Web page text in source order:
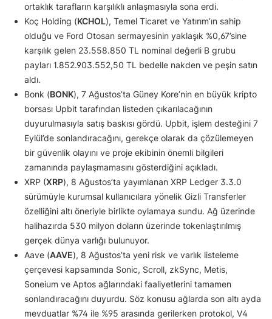
ortaklık tarafların karşılıklı anlaşmasıyla sona erdi.
Koç Holding (KCHOL), Temel Ticaret ve Yatırım’ın sahip
olduğu ve Ford Otosan sermayesinin yaklaşık %0,67’sine
karşılık gelen 23.558.850 TL nominal değerli B grubu
payları 1.852.903.552,50 TL bedelle nakden ve peşin satın
aldı.
Bonk (BONK), 7 Ağustos’ta Güney Kore’nin en büyük kripto
borsası Upbit tarafından listeden çıkarılacağının
duyurulmasıyla satış baskısı gördü. Upbit, işlem desteğini 7
Eylül’de sonlandıracağını, gerekçe olarak da çözülemeyen
bir güvenlik olayını ve proje ekibinin önemli bilgileri
zamanında paylaşmamasını gösterdiğini açıkladı.
XRP (XRP), 8 Ağustos’ta yayımlanan XRP Ledger 3.3.0
sürümüyle kurumsal kullanıcılara yönelik Gizli Transferler
özelliğini altı öneriyle birlikte oylamaya sundu. Ağ üzerinde
halihazırda 530 milyon doların üzerinde tokenlaştırılmış
gerçek dünya varlığı bulunuyor.
Aave (AAVE), 8 Ağustos’ta yeni risk ve varlık listeleme
çerçevesi kapsamında Sonic, Scroll, zkSync, Metis,
Soneium ve Aptos ağlarındaki faaliyetlerini tamamen
sonlandıracağını duyurdu. Söz konusu ağlarda son altı ayda
mevduatlar %74 ile %95 arasında gerilerken protokol, V4